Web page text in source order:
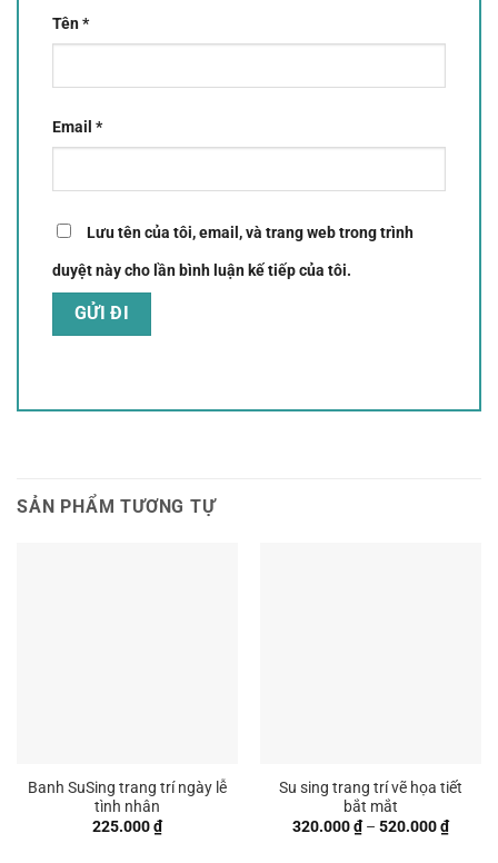
Tên*
Email *
Lưu tên của tôi, email, và trang web trong trình
duyệt này cho lần bình luận kế tiếp của tôi.
SẢN PHẨM TƯƠNG TỰ
Banh SuSing trang trí ngày lễ
tình nhân
225.000₫
Su sing trang trí vẽ họa tiết
bắt mắt
320.000₫ – 520.000₫
giá: